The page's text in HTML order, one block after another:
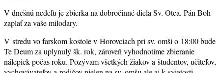
V dnešnú nedeľu je zbierka na dobročinné diela Sv. Otca. Pán Boh
zaplať za vaše milodary.
V stredu vo farskom kostole v Horovciach pri sv. omši o 18:00 bude
Te Deum za uplynulý šk. rok, zároveň vyhodnotíme zbieranie
nálepiek počas roku. Pozývam všetkých žiakov a študentov, učiteľov,